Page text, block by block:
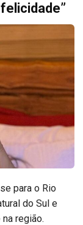
para o Rio
do Sul e
região.